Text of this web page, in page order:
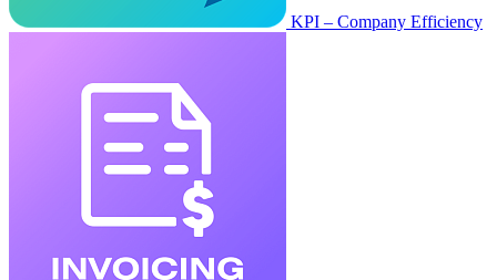
KPI – Company Efficiency